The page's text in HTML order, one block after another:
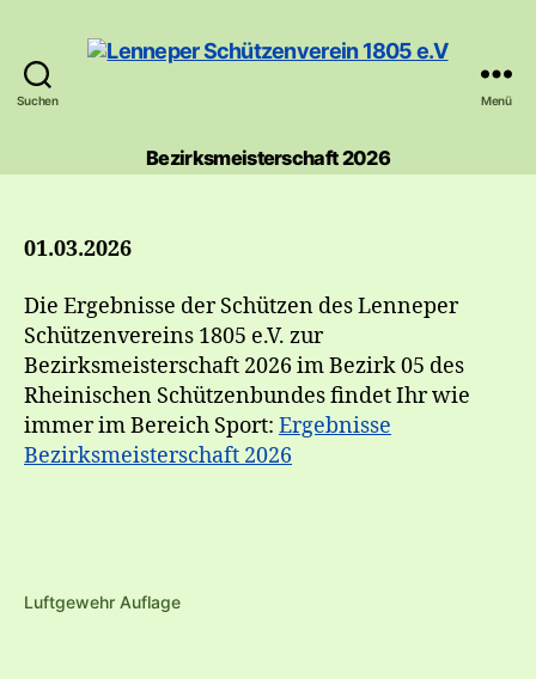
Suchen
Schützenverein
1805
Menü
Bezirksmeisterschaft 2026
01.03.2026
Die Ergebnisse der Schützen des Lenneper
Schützenvereins 1805 e.V. zur
Bezirksmeisterschaft 2026 im Bezirk 05 des
Rheinischen Schützenbundes findet Ihr wie
immer im Bereich Sport: Ergebnisse
Bezirksmeisterschaft 2026
Luftgewehr Auflage